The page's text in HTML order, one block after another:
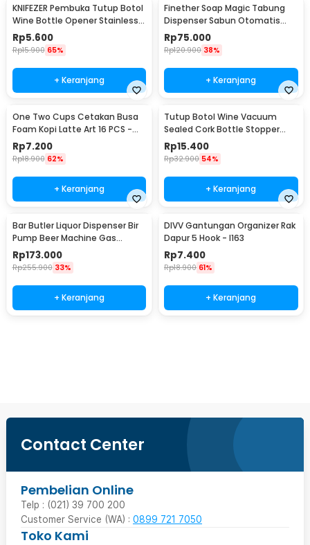
KNIFEZER Pembuka Tutup Botol
Wine Bottle Opener Stainless
Steel - WS01
Rp5.600
Rp15.900 65%
+ Keranjang
Finether Soap Magic Tabung
Dispenser Sabun Otomatis
400ml - AD-03
Rp75.000
Rp120.900 38%
+ Keranjang
One Two Cups Cetakan Busa
Foam Kopi Latte Art 16 PCS -
JJYE01
Rp7.200
Rp18.900 62%
+ Keranjang
Tutup Botol Wine Vacuum
Sealed Cork Bottle Stopper
Stainless Steel - G94529
Rp15.400
Rp32.900 54%
+ Keranjang
Bar Butler Liquor Dispenser Bir
Pump Beer Machine Gas
Station 900ml - P-36
Rp173.000
Rp255.900 33%
+ Keranjang
DIVV Gantungan Organizer Rak
Dapur 5 Hook - I163
Rp7.400
Rp18.900 61%
+ Keranjang
Contact Center
Pembelian Online
Telp : (021) 39 700 200
Customer Service (WA) : 0899 721 7050
Toko Kami